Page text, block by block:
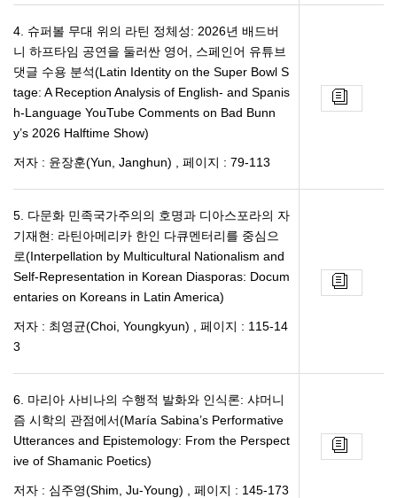
4. 슈퍼볼 무대 위의 라틴 정체성: 2026년 배드버
니 하프타임 공연을 둘러싼 영어, 스페인어 유튜브
댓글 수용 분석(Latin Identity on the Super Bowl S
tage: A Reception Analysis of English- and Spanis
h-Language YouTube Comments on Bad Bunn
y’s 2026 Halftime Show)
저자 : 윤장훈(Yun, Janghun) 페이지 : 79-113
5. 다문화 민족국가주의의 호명과 디아스포라의 자
기재현: 라틴아메리카 한인 다큐멘터리를 중심으
로(Interpellation by Multicultural Nationalism and
Self-Representation in Korean Diasporas: Docum
entaries on Koreans in Latin America)
저자 : 최영균(Choi, Youngkyun)
페이지 : 115-14
3
6. 마리아 사비나의 수행적 발화와 인식론: 샤머니
즘 시학의 관점에서(María Sabina’s Performative
Utterances and Epistemology: From the Perspect
ive of Shamanic Poetics)
저자 : 심주영(Shim, Ju-Young) 페이지 : 145-173